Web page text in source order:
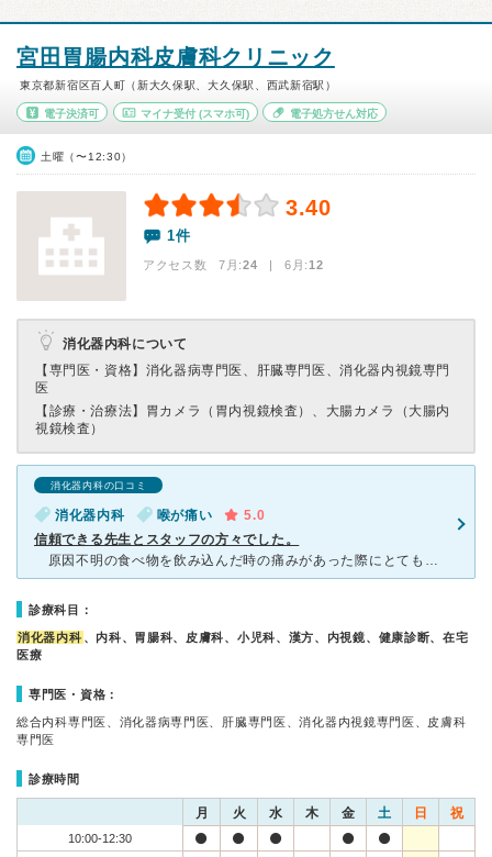
宮田胃腸内科皮膚科クリニック
東京都新宿区百人町（新大久保駅、大久保駅、西武新宿駅）
電子決済可 マイナ受付(スマホ可) 電子処方せん対応
土曜（〜12:30）
3.40
1件
アクセス数 7月:24 | 6月:12
消化器内科について
【専門医・資格】 消化器病専門医、肝臓専門医、消化器内視鏡専門
医
【診療・治療法】 胃カメラ（胃内視鏡検査）、大腸カメラ（大腸内
視鏡検査）
消化器内科の口コミ
消化器内科 喉が痛い
5.0
信頼できる先生とスタッフの方々でした。
原因不明の食べ物を飲み込んだ時の痛みがあった際にとても不安なので通院した時にこちらのクリニックにお世話になりました。待ち時間の状況確認の電話からとても丁寧に対応してくださり、クリニックに到着した時に
診療科目：
消化器内科 、内科、胃腸科、皮膚科、小児科、漢方、内視鏡、健康診断、在宅
医療
専門医・資格：
総合内科専門医、消化器病専門医、肝臓専門医、消化器内視鏡専門医、皮膚科
専門医
診療時間
月 火 水 木 金 土 日 祝
10:00-12:30